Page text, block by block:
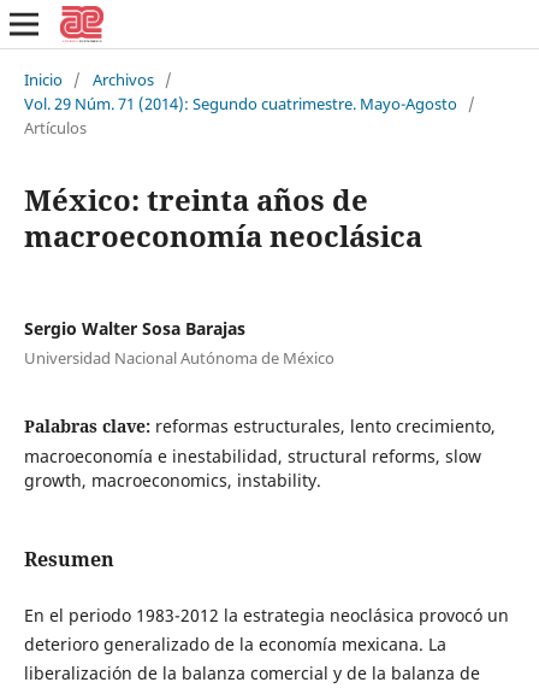
Inicio / Archivos /
Vol. 29 Núm. 71 (2014): Segundo cuatrimestre. Mayo-Agosto /
Artículos
México: treinta años de
macroeconomía neoclásica
Sergio Walter Sosa Barajas
Universidad Nacional Autónoma de México
Palabras clave: reformas estructurales, lento crecimiento,
macroeconomía e inestabilidad, structural reforms, slow
growth, macroeconomics, instability.
Resumen
En el periodo 1983-2012 la estrategia neoclásica provocó un
deterioro generalizado de la economía mexicana. La
liberalización de la balanza comercial y de la balanza de